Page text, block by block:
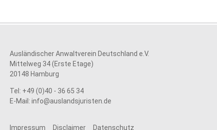
Ausländischer Anwaltverein Deutschland e.V.
Mittelweg 34 (Erste Etage)
20148 Hamburg
Tel: +49 (0)40 - 36 65 34
E-Mail: info@auslandsjuristen.de
Impressum Disclaimer Datenschutz